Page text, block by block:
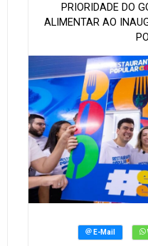
PRIORIDADE DO
ALIMENTAR AO